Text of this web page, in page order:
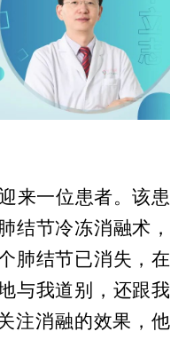
一位患者。该患
结节冷冻消融术，
肺结节已消失，在
与我道别，还跟我
注消融的效果，他